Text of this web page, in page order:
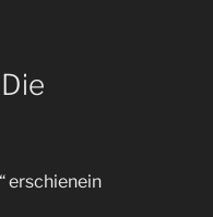
erschienein